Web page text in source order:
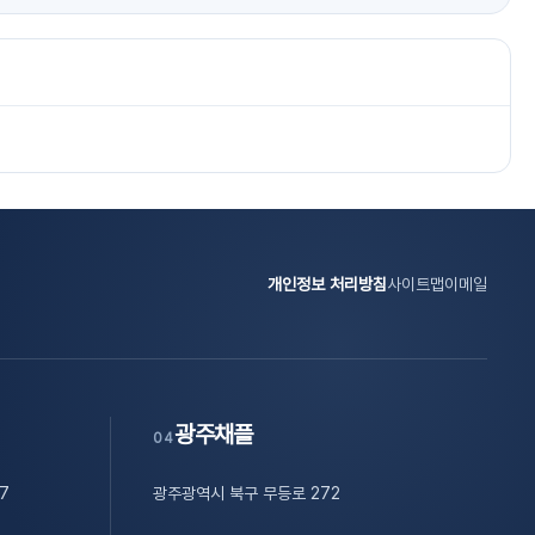
개인정보 처리방침사이트맵이메일
04광주채플
광주광역시 북구 무등로 272